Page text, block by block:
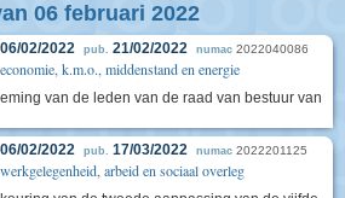
06 februari 2022
06/02/2022 pub. 21/02/2022 numac 2022040086
k.m.o., middenstand en energie
van de leden van de raad van bestuur van
06/02/2022 pub. 17/03/2022 numac 2022201125
arbeid en sociaal overleg